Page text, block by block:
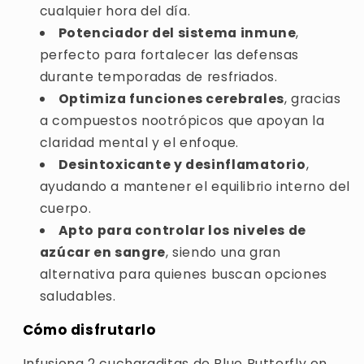
cualquier hora del día.
Potenciador del sistema inmune,
perfecto para fortalecer las defensas
durante temporadas de resfriados.
Optimiza funciones cerebrales, gracias
a compuestos nootrópicos que apoyan la
claridad mental y el enfoque.
Desintoxicante y desinflamatorio,
ayudando a mantener el equilibrio interno del
cuerpo.
Apto para controlar los niveles de
azúcar en sangre, siendo una gran
alternativa para quienes buscan opciones
saludables.
Cómo disfrutarlo